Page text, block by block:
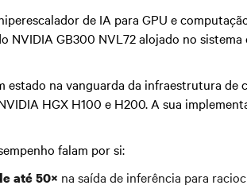
de IA para GPU e
NVIDIA GB300 NVL72 alojado no
estado na vanguarda da infraestrutura
HGX H100 e H200. A sua
falam por si:
até 50× na saída de inferência para